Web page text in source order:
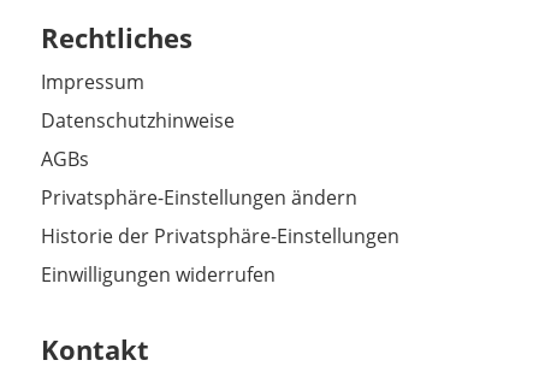
Rechtliches
Impressum
Datenschutzhinweise
AGBs
Privatsphäre-Einstellungen ändern
Historie der Privatsphäre-Einstellungen
Einwilligungen widerrufen
Kontakt